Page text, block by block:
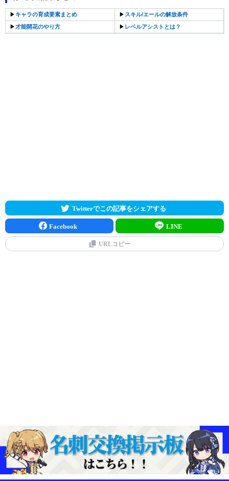
▶︎ キャラの育成要素まとめ ▶︎スキル/エールの解放条件
▶︎才能開花のやり方 ▶︎ レベルアシストとは？
Twitterでこの記事をシェアする
Facebook LINE
URLコピー